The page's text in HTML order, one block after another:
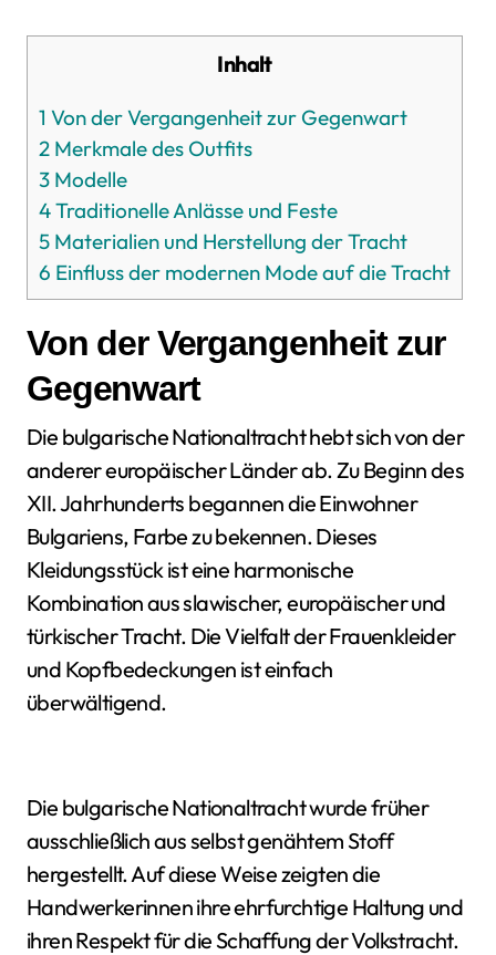
Inhalt
1 Von der Vergangenheit zur Gegenwart
2 Merkmale des Outfits
3 Modelle
4Traditionelle Anlässe und Feste
5 Materialien und Herstellung der Tracht
6 Einfluss der modernen Mode auf die Tracht
Von der Vergangenheit zur
Gegenwart
Die bulgarische Nationaltracht hebt sich von der
anderer europäischer Länder ab. Zu Beginn des
XII. Jahrhunderts begannen die Einwohner
Bulgariens, Farbe zu bekennen. Dieses
Kleidungsstück ist eine harmonische
Kombination aus slawischer, europäischer und
türkischer Tracht. Die Vielfalt der Frauenkleider
und Kopfbedeckungen ist einfach
überwältigend.
Die bulgarische Nationaltracht wurde früher
ausschließlich aus selbst genähtem Stoff
hergestellt. Auf diese Weise zeigten die
Handwerkerinnen ihre ehrfurchtige Haltung und
ihren Respekt für die Schaffung der Volkstracht.